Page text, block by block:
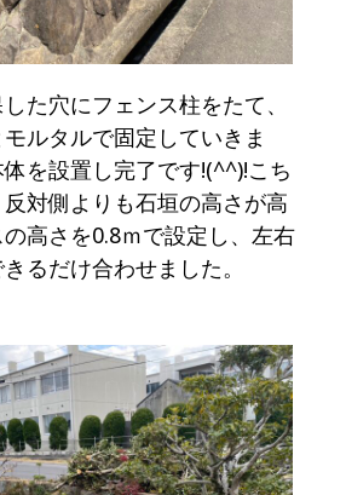
た穴にフェンス柱をたて、
ルタルで固定していきま
を設置し完了です!(^^)!こち
対側よりも石垣の高さが高
高さを0.8ｍで設定し、左右
るだけ合わせました。